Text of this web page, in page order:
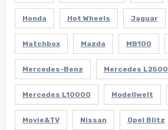
Honda Hot Wheels Jaguar
Matchbox Mazda MB100
Mercedes-Benz Mercedes L2500
Mercedes L10000 Modellwelt
Movie&TV Nissan Opel Blitz